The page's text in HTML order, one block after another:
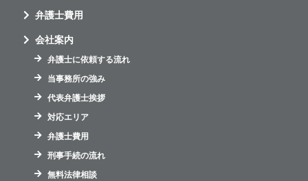
弁護士費用
会社案内
弁護士に依頼する流れ
当事務所の強み
代表弁護士挨拶
対応エリア
弁護士費用
刑事手続の流れ
無料法律相談